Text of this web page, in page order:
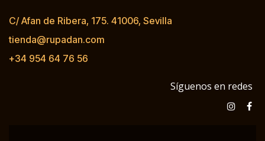
C/ Afan de Ribera, 175. 41006, Sevilla
tienda@rupadan.com
+34 954 64 76 56
Síguenos en redes